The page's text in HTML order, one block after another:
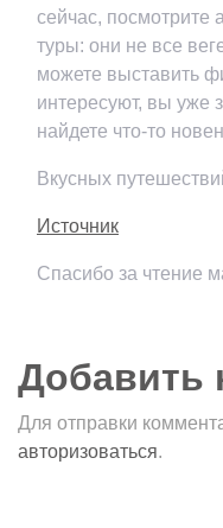
сейчас, посмотрите
туры: они не все
можете выставить
интересуют, вы уже
найдете что-то
Вкусных
Источник
Спасибо за чтение
Добавить
Для отправки
авторизоваться.